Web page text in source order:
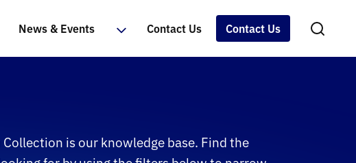
News & Events Contact Us Contact Us
is our knowledge base. Find the